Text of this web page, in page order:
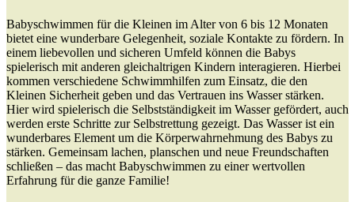
Babyschwimmen für die Kleinen im Alter von 6 bis 12 Monaten
bietet eine wunderbare Gelegenheit, soziale Kontakte zu fördern. In
einem liebevollen und sicheren Umfeld können die Babys
spielerisch mit anderen gleichaltrigen Kindern interagieren. Hierbei
kommen verschiedene Schwimmhilfen zum Einsatz, die den
Kleinen Sicherheit geben und das Vertrauen ins Wasser stärken.
Hier wird spielerisch die Selbstständigkeit im Wasser gefördert, auch
werden erste Schritte zur Selbstrettung gezeigt. Das Wasser ist ein
wunderbares Element um die Körperwahrnehmung des Babys zu
stärken. Gemeinsam lachen, planschen und neue Freundschaften
schließen – das macht Babyschwimmen zu einer wertvollen
Erfahrung für die ganze Familie!